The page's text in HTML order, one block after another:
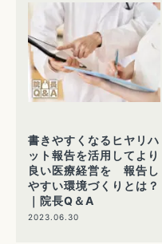
書きやすくなるヒヤリハ
ット報告を活用してより
良い医療経営を 報告し
やすい環境づくりとは？
｜院長Q＆A
2023.06.30